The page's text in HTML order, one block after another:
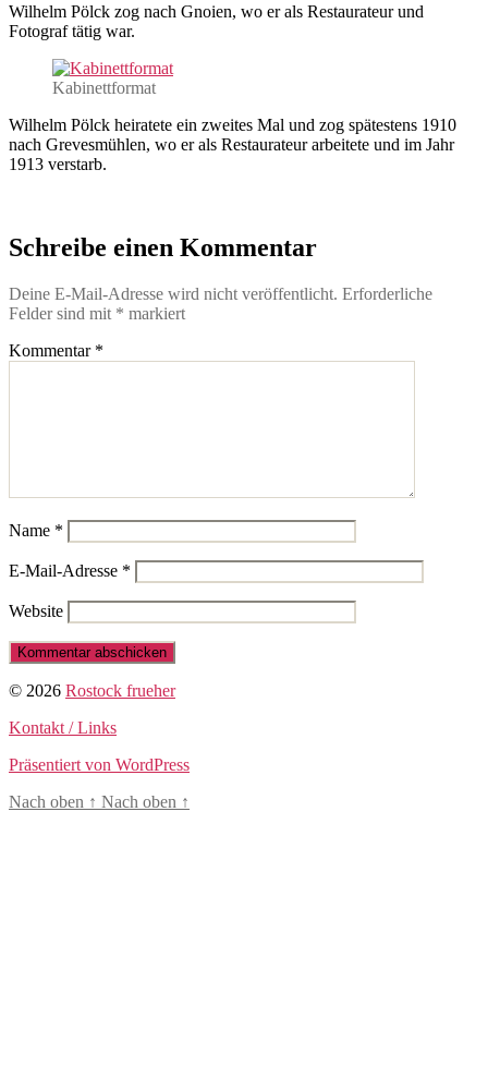
Wilhelm Pölck zog nach Gnoien, wo er als Restaurateur und
Fotograf tätig war.
Kabinettformat
Wilhelm Pölck heiratete ein zweites Mal und zog spätestens 1910
nach Grevesmühlen, wo er als Restaurateur arbeitete und im Jahr
1913 verstarb.
Schreibe einen Kommentar
Deine E-Mail-Adresse wird nicht veröffentlicht. Erforderliche
Felder sind mit * markiert
Kommentar *
Name *
E-Mail-Adresse *
Website
© 2026 Rostock frueher
Kontakt / Links
Präsentiert von WordPress
Nach oben ↑ Nach oben ↑